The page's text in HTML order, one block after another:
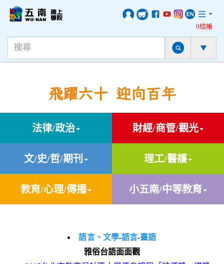
0結帳
飛躍六十 迎向百年
法律/政治 財經/商管/觀光
文/史/哲/期刊 理工/醫護
教育/心理/傳播 小五南/中等教育
語言、文學-語言-臺語
雅俗台語面面觀